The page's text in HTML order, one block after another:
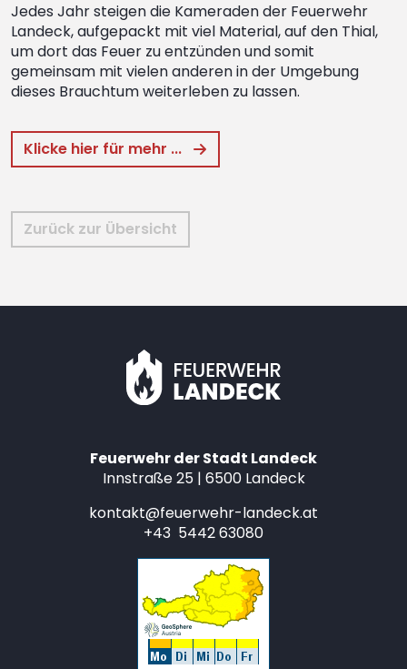
Jedes Jahr steigen die Kameraden der Feuerwehr
Landeck, aufgepackt mit viel Material, auf den Thial,
um dort das Feuer zu entzünden und somit
gemeinsam mit vielen anderen in der Umgebung
dieses Brauchtum weiterleben zu lassen.
Klicke hier für mehr ...
Zurück zur Übersicht
Feuerwehr der Stadt Landeck
Innstraße 25 | 6500 Landeck
kontakt@feuerwehr-landeck.at
+43 5442 63080